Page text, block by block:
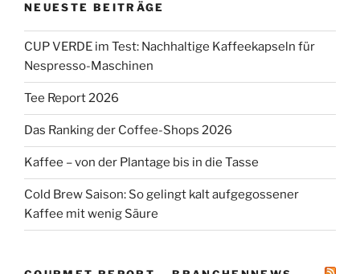
NEUESTE BEITRÄGE
CUP VERDE im Test: Nachhaltige Kaffeekapseln für
Nespresso-Maschinen
Tee Report 2026
Das Ranking der Coffee-Shops 2026
Kaffee – von der Plantage bis in die Tasse
Cold Brew Saison: So gelingt kalt aufgegossener
Kaffee mit wenig Säure